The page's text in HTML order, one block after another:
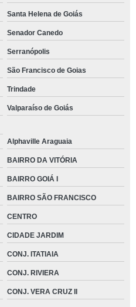
Santa Helena de Goiás
Senador Canedo
Serranópolis
São Francisco de Goias
Trindade
Valparaíso de Goiás
Alphaville Araguaia
BAIRRO DA VITÓRIA
BAIRRO GOIÁ I
BAIRRO SÃO FRANCISCO
CENTRO
CIDADE JARDIM
CONJ. ITATIAIA
CONJ. RIVIERA
CONJ. VERA CRUZ II